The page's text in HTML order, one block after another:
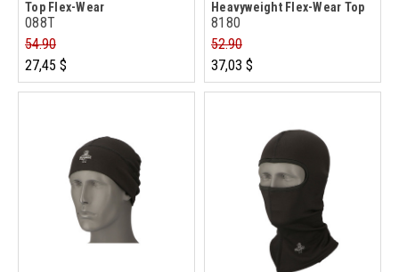
Top Flex-Wear
088T
54.90
27,45 $
Heavyweight Flex-Wear Top
8180
52.90
37,03 $